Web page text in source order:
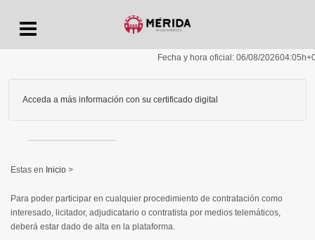
Fecha y hora oficial: 06/08/202604:05h
Acceda a más información con su certificado digital
Inicio >
Para poder participar en cualquier procedimiento de contratación como
interesado, licitador, adjudicatario o contratista por medios telemáticos,
deberá estar dado de alta en la plataforma.